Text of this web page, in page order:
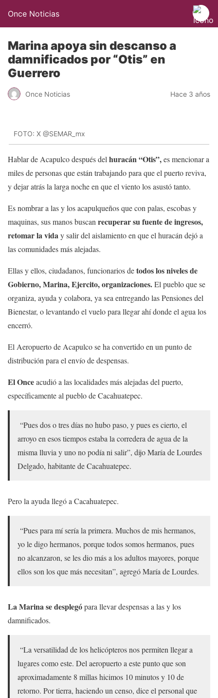
Once Noticias
Marina apoya sin descanso a
damnificados por “Otis” en
Guerrero
Once Noticias Hace 3 años
FOTO: X @SEMAR_mx
Hablar de Acapulco después del huracán “Otis”,es mencionar a
miles de personas que están trabajando para que el puerto reviva,
y dejar atrás la larga noche en que el viento los asustó tanto.
Es nombrar a las y los acapulqueños que con palas, escobas y
maquinas, sus manos buscan recuperar su fuente de ingresos,
retomar la viday salir del aislamiento en que el huracán dejó a
las comunidades más alejadas.
Ellas y ellos, ciudadanos, funcionarios detodos los niveles de
Gobierno, Marina, Ejercito, organizaciones.El pueblo que se
organiza, ayuda y colabora, ya sea entregando las Pensiones del
Bienestar, o levantando el vuelo para llegar ahí donde el agua los
encerró.
El Aeropuerto de Acapulco se ha convertido en un punto de
distribución para el envío de despensas.
El Onceacudió a las localidades más alejadas del puerto,
específicamente al pueblo de Cacahuatepec.
“Pues dos o tres días no hubo paso, y pues es cierto, el
arroyo en esos tiempos estaba la corredera de agua de la
misma lluvia y uno no podía ni salir”, dijo María de Lourdes
Delgado, habitante de Cacahuatepec.
Pero la ayuda llegó a Cacahuatepec.
“Pues para mí sería la primera. Muchos de mis hermanos,
yo le digo hermanos, porque todos somos hermanos, pues
no alcanzaron, se les dio más a los adultos mayores, porque
ellos son los que más necesitan”, agregó María de Lourdes.
La Marina se desplegópara llevar despensas a las y los
damnificados.
“La versatilidad de los helicópteros nos permiten llegar a
lugares como este. Del aeropuerto a este punto que son
aproximadamente 8 millas hicimos 10 minutos y 10 de
retorno. Por tierra, haciendo un censo, dice el personal que